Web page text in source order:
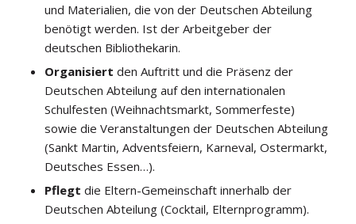
und Materialien, die von der Deutschen Abteilung
benötigt werden. Ist der Arbeitgeber der
deutschen Bibliothekarin.
Organisiert den Auftritt und die Präsenz der
Deutschen Abteilung auf den internationalen
Schulfesten (Weihnachtsmarkt, Sommerfeste)
sowie die Veranstaltungen der Deutschen Abteilung
(Sankt Martin, Adventsfeiern, Karneval, Ostermarkt,
Deutsches Essen…).
Pflegt die Eltern-Gemeinschaft innerhalb der
Deutschen Abteilung (Cocktail, Elternprogramm).